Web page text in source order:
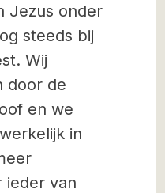
Jezus onder
steeds bij
Wij
door de
en we
in
ieder van